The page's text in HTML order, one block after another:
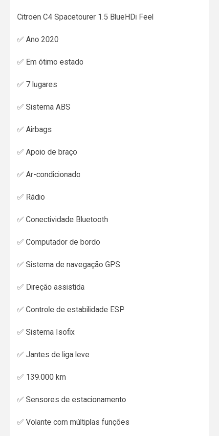
Citroën C4 Spacetourer 1.5 BlueHDi Feel
✅ Ano 2020
✅ Em ótimo estado
✅ 7 lugares
✅ Sistema ABS
✅ Airbags
✅ Apoio de braço
✅ Ar-condicionado
✅ Rádio
✅ Conectividade Bluetooth
✅ Computador de bordo
✅ Sistema de navegação GPS
✅ Direção assistida
✅ Controle de estabilidade ESP
✅ Sistema Isofix
✅ Jantes de liga leve
✅ 139.000 km
✅ Sensores de estacionamento
✅ Volante com múltiplas funções